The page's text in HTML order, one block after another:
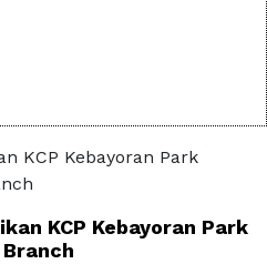
KCP Kebayoran Park